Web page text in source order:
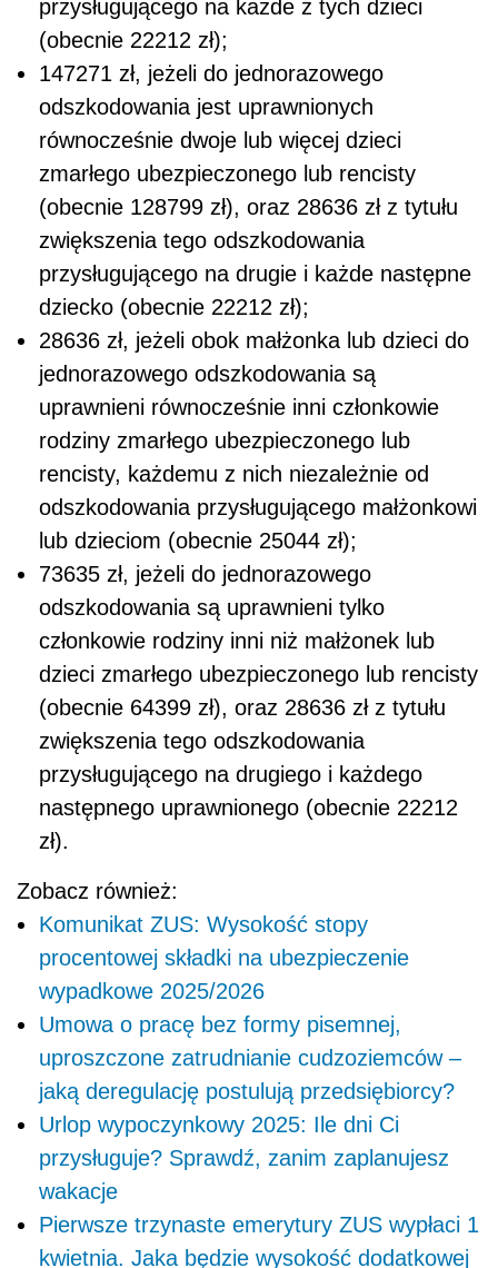
przysługującego na każde z tych dzieci
(obecnie 22212 zł);
147271 zł, jeżeli do jednorazowego
odszkodowania jest uprawnionych
równocześnie dwoje lub więcej dzieci
zmarłego ubezpieczonego lub rencisty
(obecnie 128799 zł), oraz 28636 zł z tytułu
zwiększenia tego odszkodowania
przysługującego na drugie i każde następne
dziecko (obecnie 22212 zł);
28636 zł, jeżeli obok małżonka lub dzieci do
jednorazowego odszkodowania są
uprawnieni równocześnie inni członkowie
rodziny zmarłego ubezpieczonego lub
rencisty, każdemu z nich niezależnie od
odszkodowania przysługującego małżonkowi
lub dzieciom (obecnie 25044 zł);
73635 zł, jeżeli do jednorazowego
odszkodowania są uprawnieni tylko
członkowie rodziny inni niż małżonek lub
dzieci zmarłego ubezpieczonego lub rencisty
(obecnie 64399 zł), oraz 28636 zł z tytułu
zwiększenia tego odszkodowania
przysługującego na drugiego i każdego
następnego uprawnionego (obecnie 22212
zł).
Zobacz również:
Komunikat ZUS: Wysokość stopy
procentowej składki na ubezpieczenie
wypadkowe 2025/2026
Umowa o pracę bez formy pisemnej,
uproszczone zatrudnianie cudzoziemców –
jaką deregulację postulują przedsiębiorcy?
Urlop wypoczynkowy 2025: Ile dni Ci
przysługuje? Sprawdź, zanim zaplanujesz
wakacje
Pierwsze trzynaste emerytury ZUS wypłaci 1
kwietnia. Jaka będzie wysokość dodatkowej